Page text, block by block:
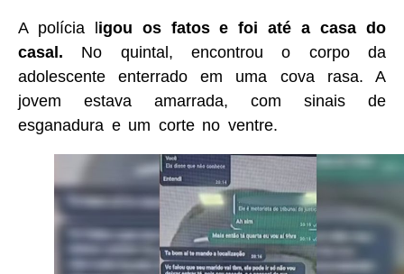
A polícia ligou os fatos e foi até a casa do
casal. No quintal, encontrou o corpo da
adolescente enterrado em uma cova rasa. A
jovem estava amarrada, com sinais de
esganadura e um corte no ventre.